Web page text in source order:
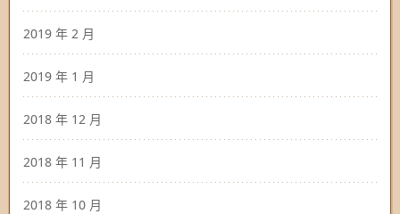
2019 年 2 月
2019 年 1 月
2018 年 12 月
2018 年 11 月
2018 年 10 月